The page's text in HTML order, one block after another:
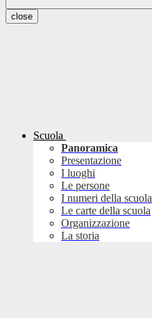
close
Scuola
Panoramica
Presentazione
I luoghi
Le persone
I numeri della scuola
Le carte della scuola
Organizzazione
La storia